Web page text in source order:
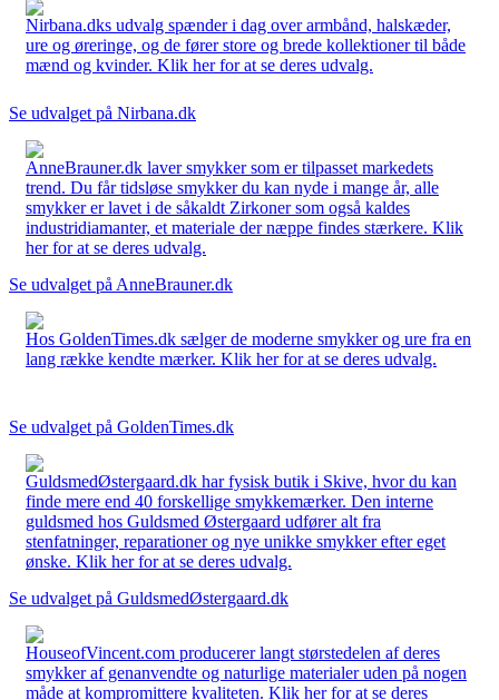
Nirbana.dks udvalg spænder i dag over armbånd, halskæder,
ure og øreringe, og de fører store og brede kollektioner til både
mænd og kvinder. Klik her for at se deres udvalg.
Se udvalget på Nirbana.dk
AnneBrauner.dk laver smykker som er tilpasset markedets
trend. Du får tidsløse smykker du kan nyde i mange år, alle
smykker er lavet i de såkaldt Zirkoner som også kaldes
industridiamanter, et materiale der næppe findes stærkere. Klik
her for at se deres udvalg.
Se udvalget på AnneBrauner.dk
Hos GoldenTimes.dk sælger de moderne smykker og ure fra en
lang række kendte mærker. Klik her for at se deres udvalg.
Se udvalget på GoldenTimes.dk
GuldsmedØstergaard.dk har fysisk butik i Skive, hvor du kan
finde mere end 40 forskellige smykkemærker. Den interne
guldsmed hos Guldsmed Østergaard udfører alt fra
stenfatninger, reparationer og nye unikke smykker efter eget
ønske. Klik her for at se deres udvalg.
Se udvalget på GuldsmedØstergaard.dk
HouseofVincent.com producerer langt størstedelen af deres
smykker af genanvendte og naturlige materialer uden på nogen
måde at kompromittere kvaliteten. Klik her for at se deres